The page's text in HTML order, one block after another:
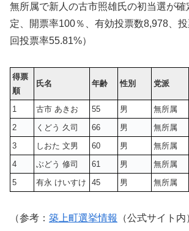
無所属で新人の古市照雄氏の初当選が確
定、開票率100％、有効投票数8,978 、
回投票率55.81%）
得票
順
氏名 年齢 性別 党派
1 古市 あきお 55 男 無所属
2
くどう 久司 66 男 無所属
3
しおた 文男 60 男 無所属
4
ぶどう 修司 61 男 無所属
5
有永 けいすけ 45 男 無所属
（参考： 築上町選挙情報 （公式サイト内